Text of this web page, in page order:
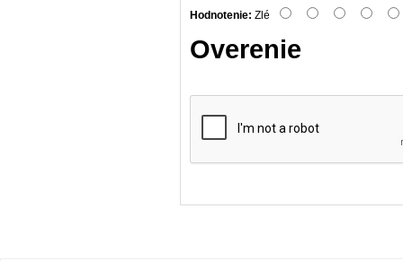
Hodnotenie: Zlé
Overenie